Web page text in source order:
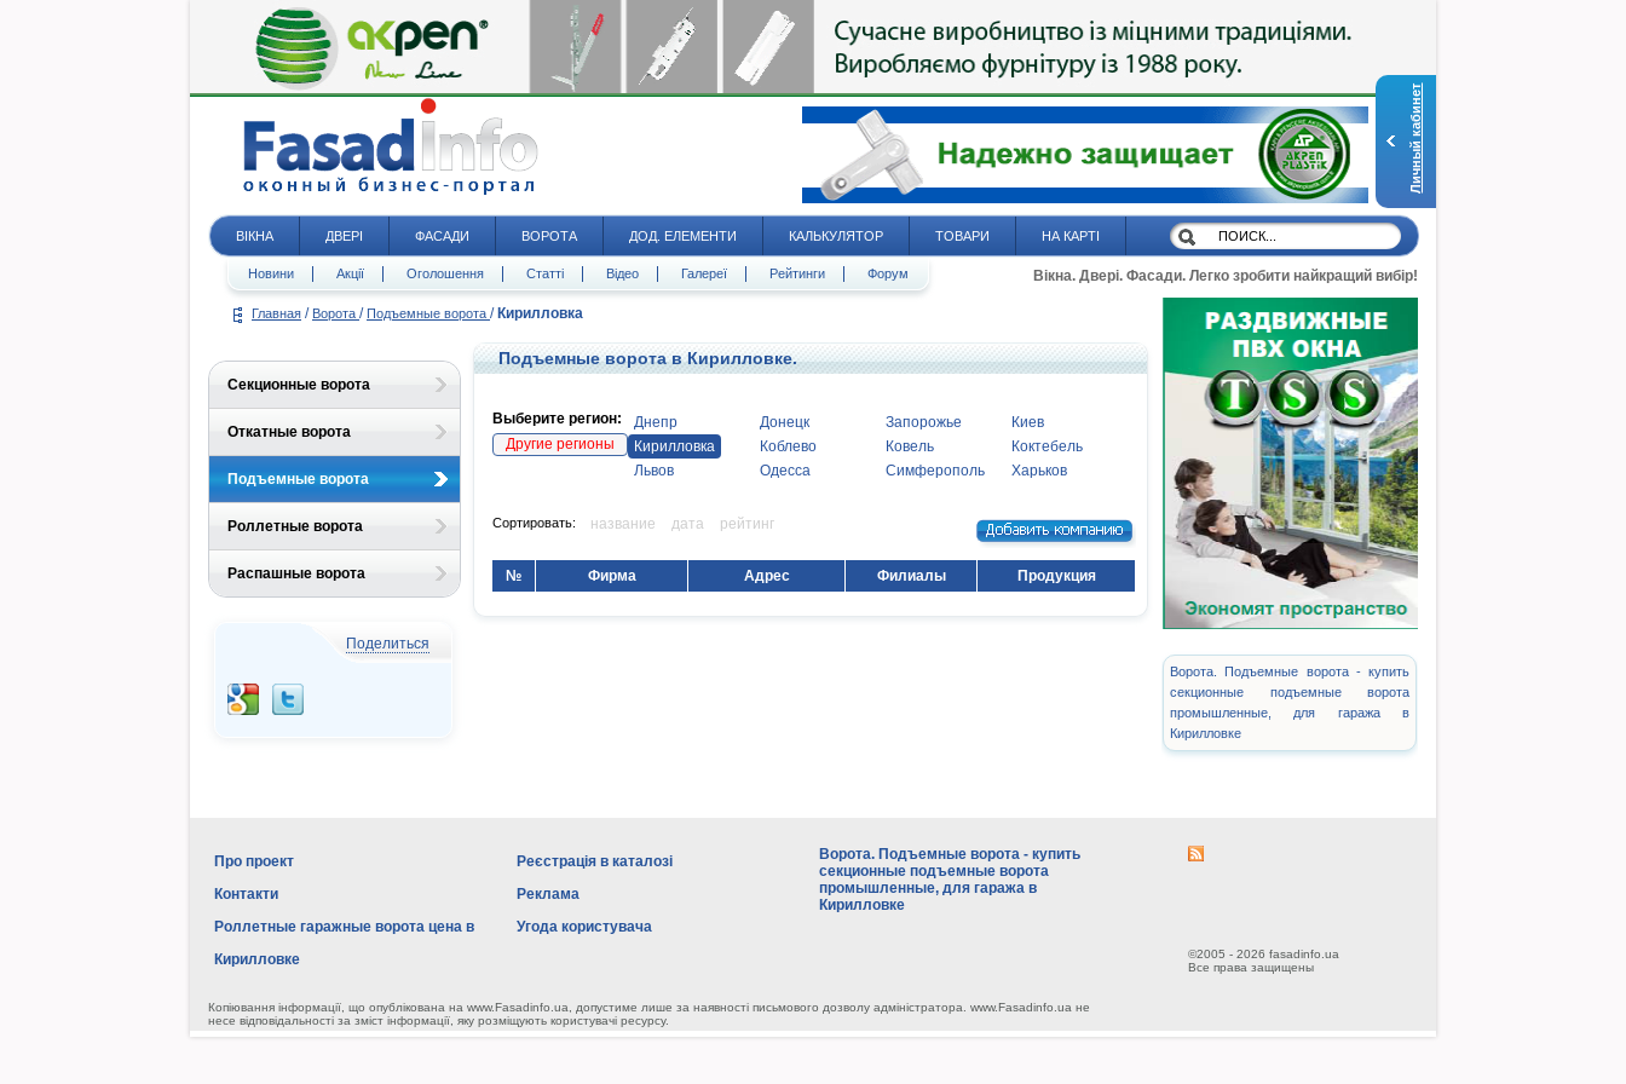
Личный кабинет
ВІКНА ДВЕРІ ФАСАДИ ВОРОТА ДОД. ЕЛЕМЕНТИ КАЛЬКУЛЯТОР ТОВАРИ НА КАРТІ
Новини Акції Оголошення Статті Відео Галереї Рейтинги Форум Вікна. Двері. Фасади. Легко зробити найкращий вибір!
Главная / Ворота / Подъемные ворота / Кирилловка
Секционные ворота
Откатные ворота
Подъемные ворота
Роллетные ворота
Распашные ворота
Поделиться
Подъемные ворота в Кирилловке.
Выберите регион:
Другие регионы
Днепр Донецк Запорожье
Киев
Кирилловка
Коблево Ковель
Коктебель
Львов
Одесса Симферополь Харьков
Сортировать: название дата рейтинг
№ Фирма Адрес Филиалы Продукция
Ворота. Подъемные ворота - купить
секционные подъемные ворота
промышленные, для гаража в
Кирилловке
Про проект
Контакти
Роллетные гаражные ворота цена в
Кирилловке
Реєстрація в каталозі
Реклама
Угода користувача
Ворота. Подъемные ворота - купить
секционные подъемные ворота
промышленные, для гаража в
Кирилловке
Копіювання інформації, що опублікована на www.Fasadinfo.ua, допустиме лише за наявності письмового дозволу адміністратора. www.Fasadinfo.ua не
несе відповідальності за зміст інформації, яку розміщують користувачі ресурсу.
©2005 - 2026 fasadinfo.ua
Все права защищены